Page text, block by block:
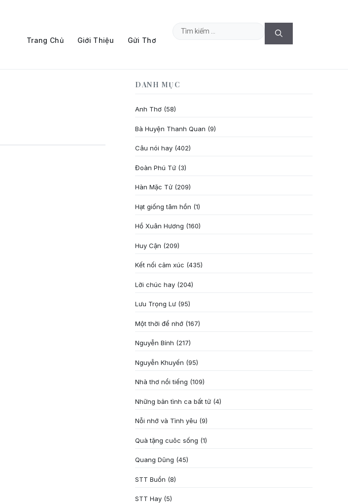
Trang Chủ Giới Thiệu Gửi Thơ
Tìm
DANH MỤC
Anh Thơ (58)
Bà Huyện Thanh Quan (9)
Câu nói hay (402)
Đoàn Phú Tứ (3)
Hàn Mặc Tử (209)
Hạt giống tâm hồn (1)
Hồ Xuân Hương (160)
Huy Cận (209)
Kết nối cảm xúc (435)
Lời chúc hay (204)
Lưu Trọng Lư (95)
Một thời để nhớ (167)
Nguyễn Bính (217)
Nguyễn Khuyến (95)
Nhà thơ nổi tiếng (109)
Những bản tình ca bất tử (4)
Nỗi nhớ và Tình yêu (9)
Quà tặng cuôc sống (1)
Quang Dũng (45)
STT Buồn (8)
STT Hay (5)